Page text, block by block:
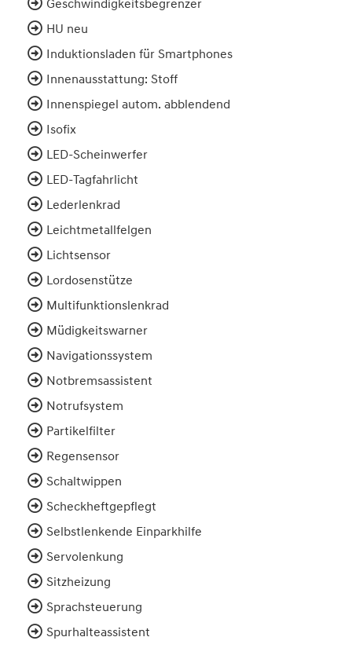
Geschwindigkeitsbegrenzer
HU neu
Induktionsladen für Smartphones
Innenausstattung: Stoff
Innenspiegel autom. abblendend
Isofix
LED-Scheinwerfer
LED-Tagfahrlicht
Lederlenkrad
Leichtmetallfelgen
Lichtsensor
Lordosenstütze
Multifunktionslenkrad
Müdigkeitswarner
Navigationssystem
Notbremsassistent
Notrufsystem
Partikelfilter
Regensensor
Schaltwippen
Scheckheftgepflegt
Selbstlenkende Einparkhilfe
Servolenkung
Sitzheizung
Sprachsteuerung
Spurhalteassistent